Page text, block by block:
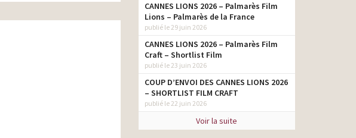
CANNES LIONS 2026 – Palmarès Film
Lions – Palmarès de la France
publié le 29 juin 2026
CANNES LIONS 2026 – Palmarès Film
Craft – Shortlist Film
publié le 23 juin 2026
COUP D’ENVOI DES CANNES LIONS 2026
– SHORTLIST FILM CRAFT
publié le 22 juin 2026
Voir la suite